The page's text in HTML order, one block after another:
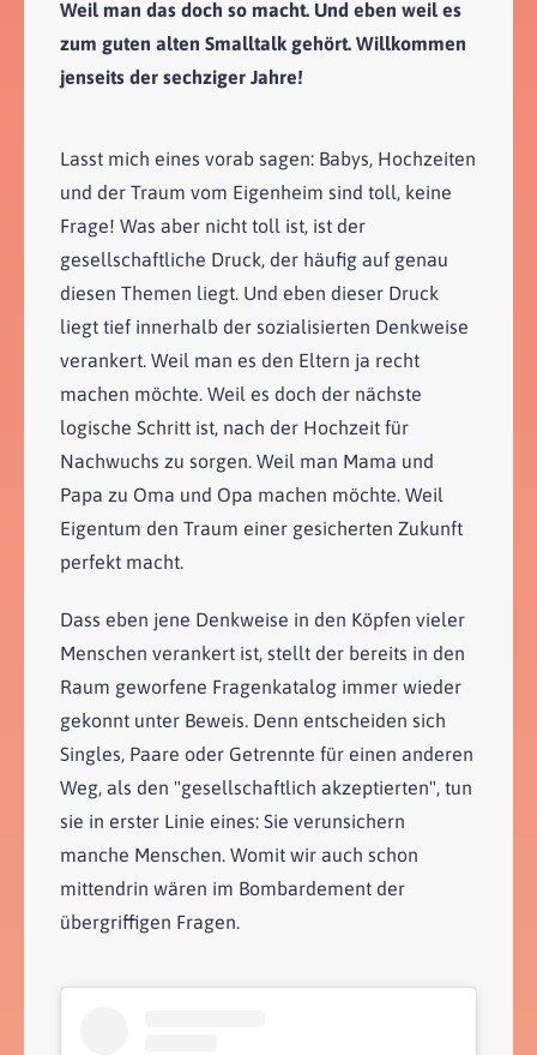
Weil man das doch so macht. Und eben weil es
zum guten alten Smalltalk gehört. Willkommen
jenseits der sechziger Jahre!
Lasst mich eines vorab sagen: Babys, Hochzeiten
und der Traum vom Eigenheim sind toll, keine
Frage! Was aber nicht toll ist, ist der
gesellschaftliche Druck, der häufig auf genau
diesen Themen liegt. Und eben dieser Druck
liegt tief innerhalb der sozialisierten Denkweise
verankert. Weil man es den Eltern ja recht
machen möchte. Weil es doch der nächste
logische Schritt ist, nach der Hochzeit für
Nachwuchs zu sorgen. Weil man Mama und
Papa zu Oma und Opa machen möchte. Weil
Eigentum den Traum einer gesicherten Zukunft
perfekt macht.
Dass eben jene Denkweise in den Köpfen vieler
Menschen verankert ist, stellt der bereits in den
Raum geworfene Fragenkatalog immer wieder
gekonnt unter Beweis. Denn entscheiden sich
Singles, Paare oder Getrennte für einen anderen
Weg, als den "gesellschaftlich akzeptierten", tun
sie in erster Linie eines: Sie verunsichern
manche Menschen. Womit wir auch schon
mittendrin wären im Bombardement der
übergriffigen Fragen.